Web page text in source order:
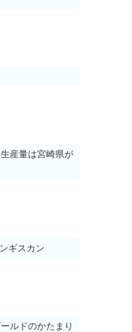
産量は宮崎県が
ギスカン
ルドのかたまり